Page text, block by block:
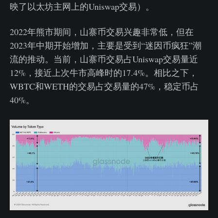
映了以太坊主网上的Uniswap交易）。
2022年熊市期间，山寨币交易兴趣非常低，但在
2023年中期开始增加，主要是受到“迷因币疯狂”潮
流的推动。当前，山寨币交易占Uniswap交易量近
12%，接近上次牛市高峰时的17.4%。相比之下，
WBTC和WETH的交易占交易量的47%，稳定币占
40%。